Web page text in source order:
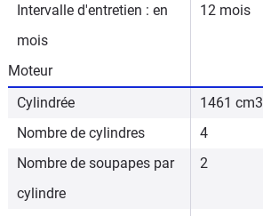
Intervalle d'entretien : en
mois
12 mois
Moteur
Cylindrée
1461 cm3
Nombre de cylindres
4
Nombre de soupapes par
cylindre
2